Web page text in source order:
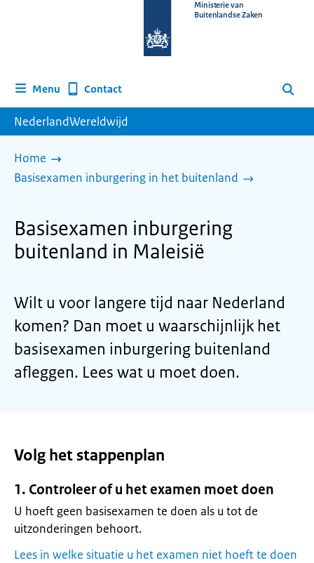
homepage
Ministerie van
Buitenlandse Zaken
Menu Contact Zoeken
NederlandWereldwijd
Home
Basisexamen inburgering in het buitenland
Basisexamen inburgering
buitenland in Maleisië
Wilt u voor langere tijd naar Nederland
komen? Dan moet u waarschijnlijk het
basisexamen inburgering buitenland
afleggen. Lees wat u moet doen.
Volg het stappenplan
1. Controleer of u het examen moet doen
U hoeft geen basisexamen te doen als u tot de
uitzonderingen behoort.
Lees in welke situatie u het examen niet hoeft te doen